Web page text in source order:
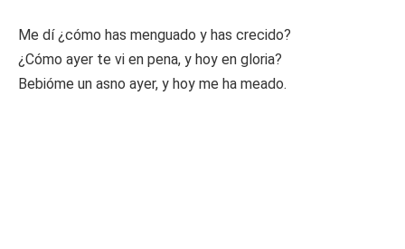
Me dí ¿cómo has menguado y has crecido?
¿Cómo ayer te vi en pena, y hoy en gloria?
Bebióme un asno ayer, y hoy me ha meado.